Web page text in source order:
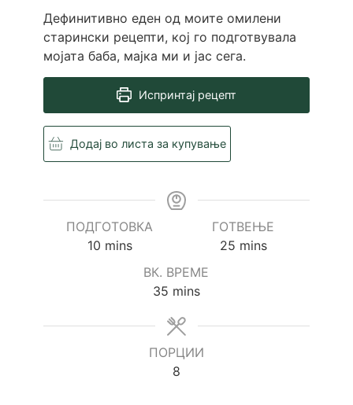
Дефинитивно еден од моите омилени
старински рецепти, кој го подготвувала
мојата баба, мајка ми и јас сега.
Испринтај рецепт
Додај во листа за купување
ПОДГОТОВКА
10minutes
mins
ГОТВЕЊЕ
25minutes
mins
ВК. ВРЕМЕ
35minutes
mins
ПОРЦИИ
8